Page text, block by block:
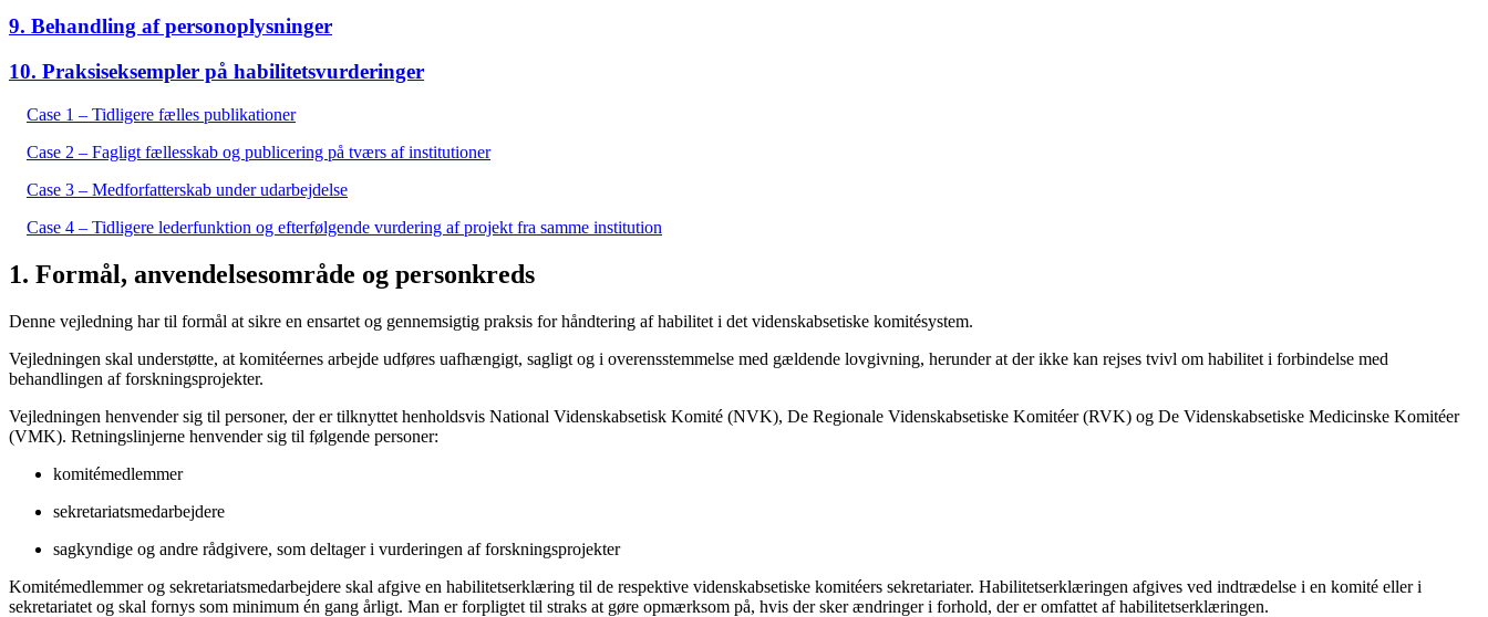
9. Behandling af personoplysninger
10. Praksiseksempler på habilitetsvurderinger
Case 1 – Tidligere fælles publikationer
Case 2 – Fagligt fællesskab og publicering på tværs af institutioner
Case 3 – Medforfatterskab under udarbejdelse
Case 4 – Tidligere lederfunktion og efterfølgende vurdering af projekt fra samme institution
1. Formål, anvendelsesområde og personkreds
Denne vejledning har til formål at sikre en ensartet og gennemsigtig praksis for håndtering af habilitet i det videnskabsetiske komitésystem.
Vejledningen skal understøtte, at komitéernes arbejde udføres uafhængigt, sagligt og i overensstemmelse med gældende lovgivning, herunder at der ikke kan rejses tvivl om habilitet i forbindelse med
behandlingen af forskningsprojekter.
Vejledningen henvender sig til personer, der er tilknyttet henholdsvis National Videnskabsetisk Komité (NVK), De Regionale Videnskabsetiske Komitéer (RVK) og De Videnskabsetiske Medicinske Komitéer
(VMK). Retningslinjerne henvender sig til følgende personer:
komitémedlemmer
sekretariatsmedarbejdere
sagkyndige og andre rådgivere, som deltager i vurderingen af forskningsprojekter
Komitémedlemmer og sekretariatsmedarbejdere skal afgive en habilitetserklæring til de respektive videnskabsetiske komitéers sekretariater. Habilitetserklæringen afgives ved indtrædelse i en komité eller i
sekretariatet og skal fornys som minimum én gang årligt. Man er forpligtet til straks at gøre opmærksom på, hvis der sker ændringer i forhold, der er omfattet af habilitetserklæringen.